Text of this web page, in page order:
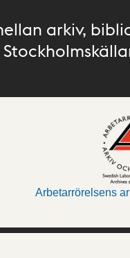
arkiv,
Arbetarrörelsens